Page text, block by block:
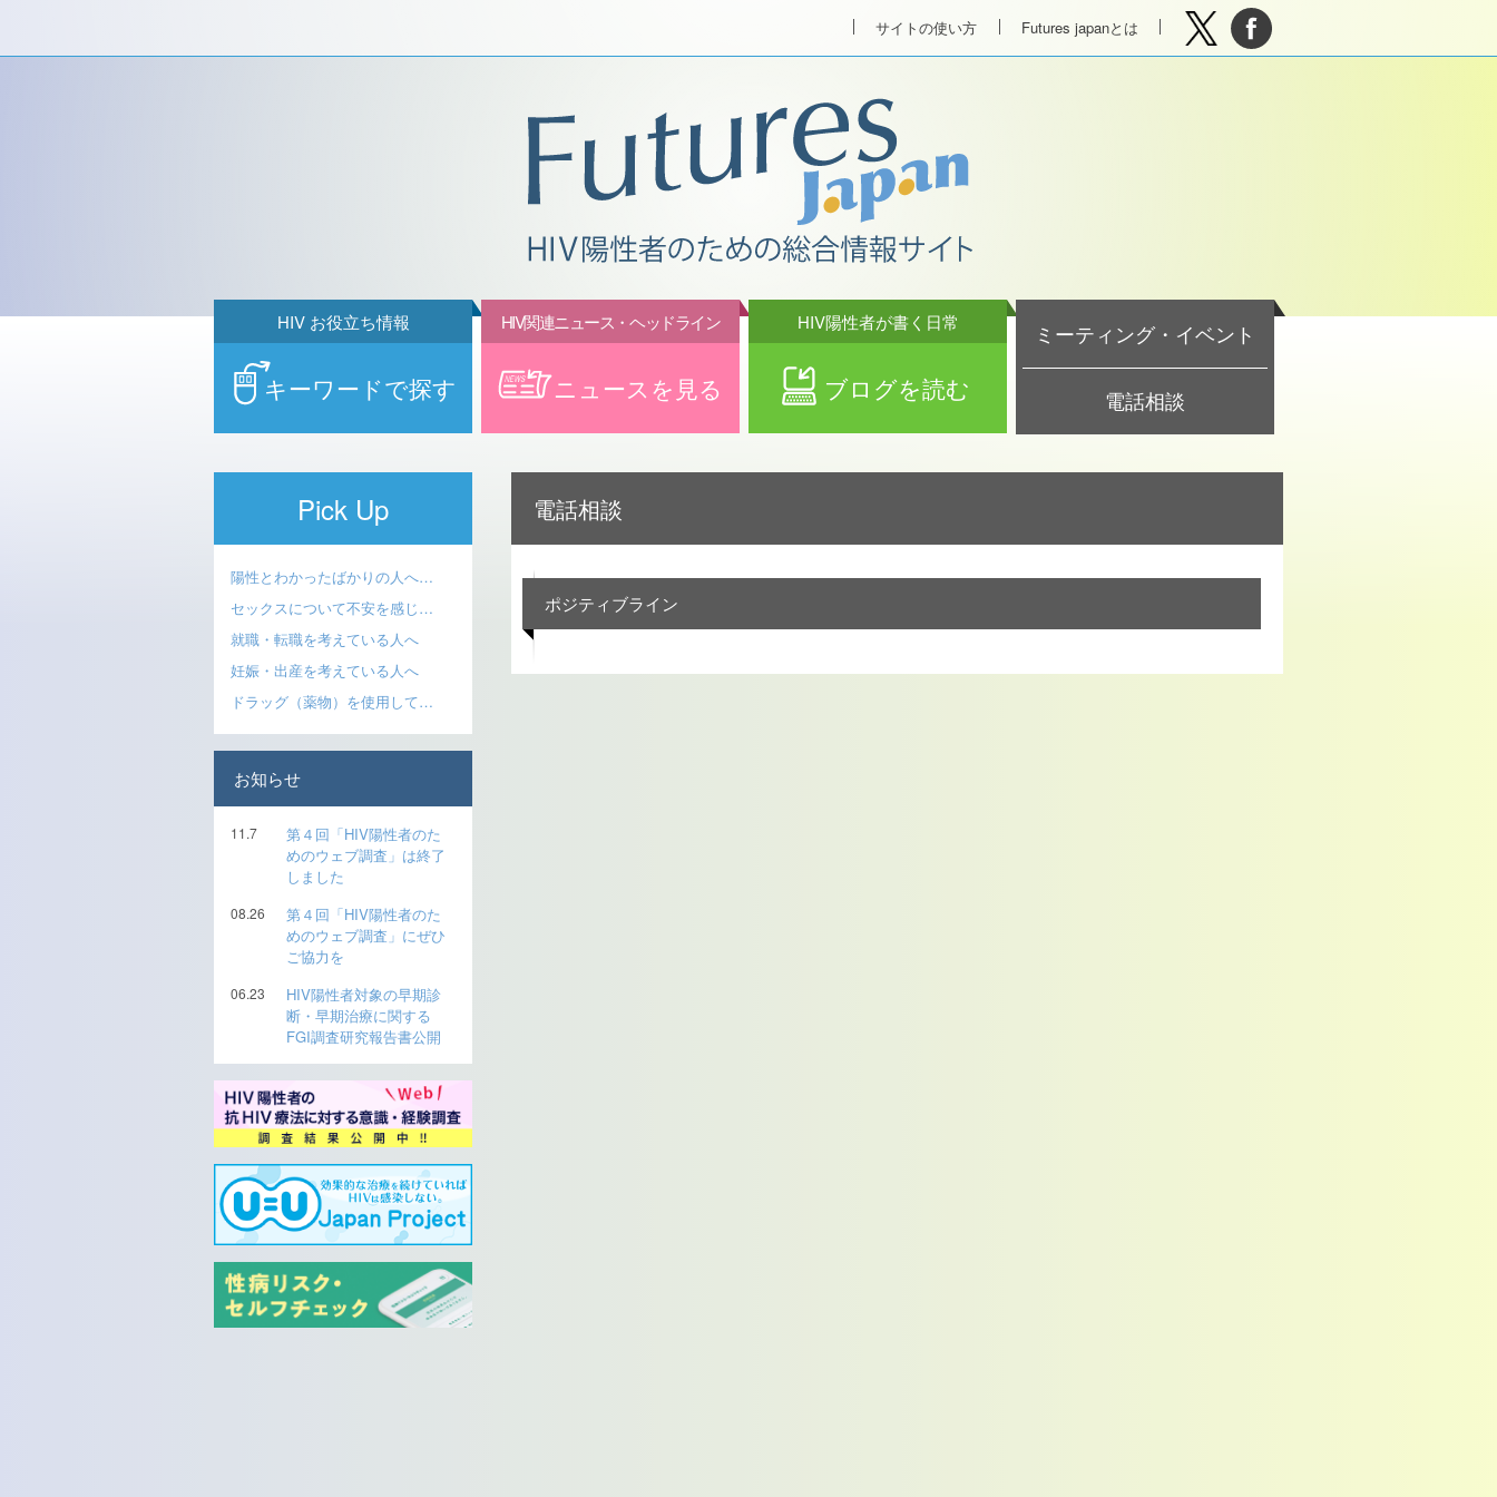
サイトの使い方 Futures japanとは
キーワードで探す
HIV お役立ち情報
ニュースを見る
HIV関連ニュース・ヘッドライン
ブログを読む
HIV陽性者が書く日常 ミーティング・イベント
電話相談
電話相談
ポジティブライン
Pick Up
陽性とわかったばかりの人へ…
セックスについて不安を感じ…
就職・転職を考えている人へ
妊娠・出産を考えている人へ
ドラッグ（薬物）を使用して…
お知らせ
11.7
第４回「HIV陽性者のた
めのウェブ調査」は終了
しました
08.26
第４回「HIV陽性者のた
めのウェブ調査」にぜひ
ご協力を
06.23
HIV陽性者対象の早期診
断・早期治療に関する
FGI調査研究報告書公開